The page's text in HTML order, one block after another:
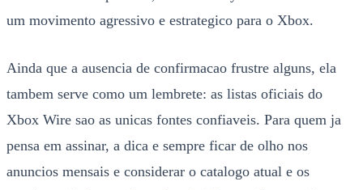
um movimento agressivo e estrategico para o Xbox.
Ainda que a ausencia de confirmacao frustre alguns, ela
tambem serve como um lembrete: as listas oficiais do
Xbox Wire sao as unicas fontes confiaveis. Para quem ja
pensa em assinar, a dica e sempre ficar de olho nos
anuncios mensais e considerar o catalogo atual e os